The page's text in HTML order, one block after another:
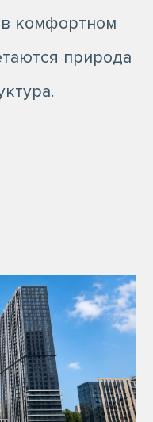
комфортном
природа